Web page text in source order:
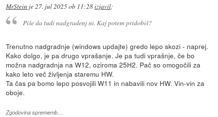
MrStein je27. jul 2025 ob 11:28izjavil:
Piše da tudi nadgradenj ni. Kaj potem pridobiš?
Trenutno nadgradnje (windows updajte) gredo lepo skozi - naprej.
Kako dolgo, je pa drugo vprašanje. Je pa tudi vprašnje, če bo
možna nadgradnja na W12, oziroma 25H2. Pač so omogočili za
kako leto več življenja staremu HW.
Ta čas pa bomo lepo posvojili W11 in nabavili nov HW. Vin-vin za
oboje.
Zgodovina sprememb…